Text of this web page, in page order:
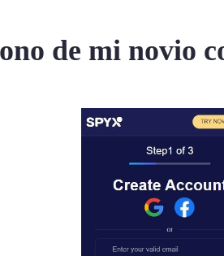
de mi novio